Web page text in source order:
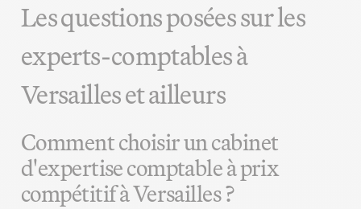
Les questions posées sur les
experts-comptables à
Versailles et ailleurs
Comment choisir un cabinet
d'expertise comptable à prix
compétitif à Versailles ?